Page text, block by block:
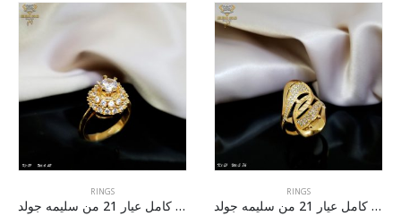
RINGS
خاتم ذهب كامل عيار 21 من سليمه جولد
RINGS
خاتم ذهب كامل عيار 21 من سليمه جولد